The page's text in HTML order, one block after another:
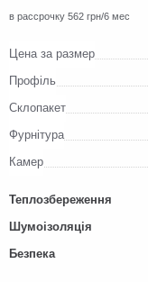
в рассрочку 562 грн/6 мес
Цена за размер
Профіль
Склопакет
Фурнітура
Камер
Теплозбереження
Шумоізоляція
Безпека